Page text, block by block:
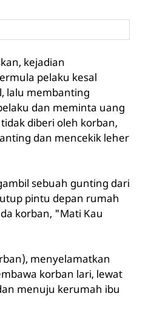
kejadian
pelaku kesal
lalu membanting
dan meminta uang
diberi oleh korban,
dan mencekik leher
sebuah gunting dari
pintu depan rumah
korban, "Mati Kau
menyelamatkan
korban lari, lewat
menuju kerumah ibu